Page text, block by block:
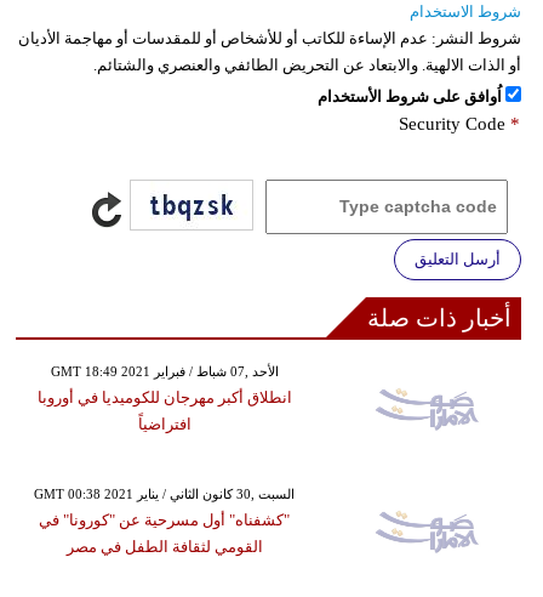
شروط الاستخدام
شروط النشر: عدم الإساءة للكاتب أو للأشخاص أو للمقدسات أو مهاجمة الأديان
أو الذات الالهية. والابتعاد عن التحريض الطائفي والعنصري والشتائم.
اُوافق على شروط الأستخدام
Security Code *
أرسل التعليق
أخبار ذات صلة
GMT 18:49 2021 الأحد ,07 شباط / فبراير
انطلاق أكبر مهرجان للكوميديا في أوروبا
افتراضياً
GMT 00:38 2021 السبت ,30 كانون الثاني / يناير
"كشفناه" أول مسرحية عن "كورونا" في
القومي لثقافة الطفل في مصر